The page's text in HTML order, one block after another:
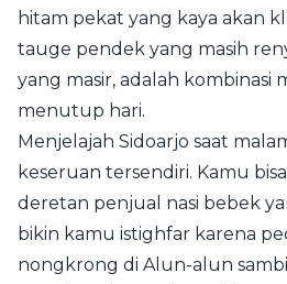
hitam pekat yang kaya akan
tauge pendek yang masih
yang masir, adalah
menutup hari.
Menjelajah Sidoarjo saat
keseruan tersendiri. Kamu
deretan penjual nasi bebek
bikin kamu istighfar karena
nongkrong di Alun-alun